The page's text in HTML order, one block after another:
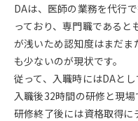
DAは、医師の業務を代行
っており、専門職であると
が浅いため認知度はまだま
も少ないのが現状です。
従って、入職時にはDAと
入職後32時間の研修と現場
研修終了後には資格取得